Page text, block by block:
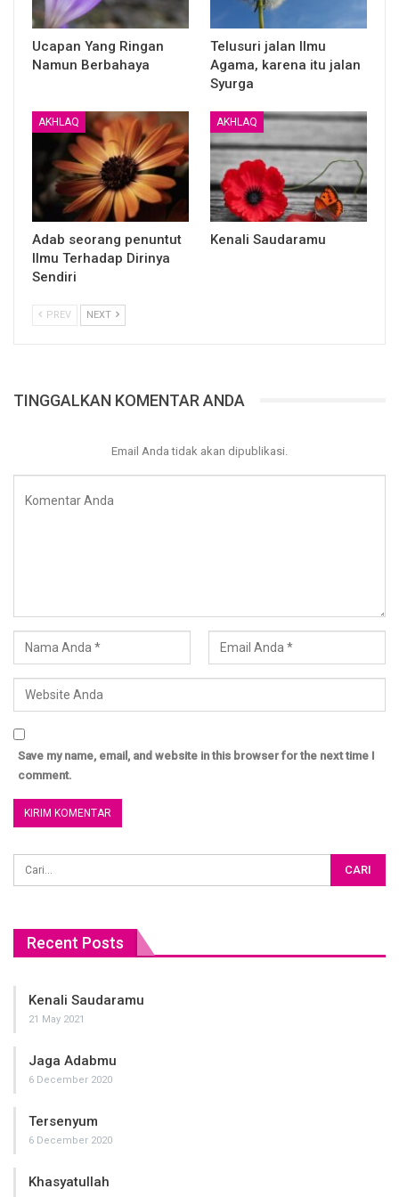
Barakallahu fikum
Penulis: Ustadz Imam Abu Abdillah
Artikel: https://almisk.or.id
____
BERSAMA MENUJU SURGA
GROUP KAJIAN ISLAM AL MISK
Untuk Join Group ketik:
Donasikan infaq terbaik anda di : BNI Syariah 800440000
untuk konfirmasi donasi : SMS/WA : 0811 688 1515 ( Cut
Dewi Ummu Muhammad ) atau 085836677889 (Vivie)
Ucapan Yang Ringan
Namun Berbahaya
Telusuri jalan Ilmu
Agama, karena itu jalan
Syurga
AKHLAQ
Adab seorang penuntut
Ilmu Terhadap Dirinya
Sendiri
AKHLAQ
Kenali Saudaramu
PREV NEXT
TINGGALKAN KOMENTAR ANDA
Email Anda tidak akan dipublikasi.
Save my name, email, and website in this browser for the next time I
comment.
Recent Posts
Kenali Saudaramu
21 May 2021
Jaga Adabmu
6 December 2020
Tersenyum
6 December 2020
Khasyatullah